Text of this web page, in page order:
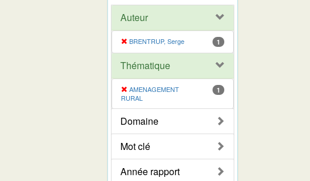
Auteur
BRENTRUP, Serge 1
Thématique
AMENAGEMENT
RURAL
1
Domaine
Mot clé
Année rapport